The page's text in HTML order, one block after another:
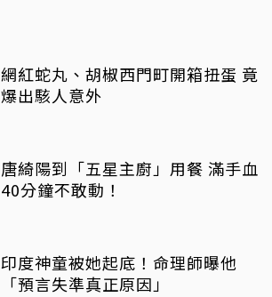
網紅蛇丸、胡椒西門町開箱扭蛋 竟
爆出駭人意外
唐綺陽到「五星主廚」用餐 滿手血
40分鐘不敢動！
印度神童被她起底！命理師曝他
「預言失準真正原因」